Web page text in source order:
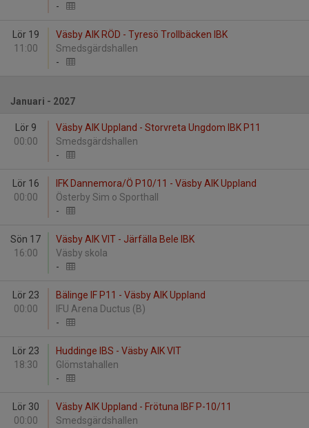
-
Lör 19
11:00
Väsby AIK RÖD - Tyresö Trollbäcken IBK
Smedsgärdshallen
-
Januari - 2027
Lör 9
00:00
Väsby AIK Uppland - Storvreta Ungdom IBK P11
Smedsgärdshallen
-
Lör 16
00:00
IFK Dannemora/Ö P10/11 - Väsby AIK Uppland
Österby Sim o Sporthall
-
Sön 17
16:00
Väsby AIK VIT - Järfälla Bele IBK
Väsby skola
-
Lör 23
00:00
Bälinge IF P11 - Väsby AIK Uppland
IFU Arena Ductus (B)
-
Lör 23
18:30
Huddinge IBS - Väsby AIK VIT
Glömstahallen
-
Lör 30
00:00
Väsby AIK Uppland - Frötuna IBF P-10/11
Smedsgärdshallen